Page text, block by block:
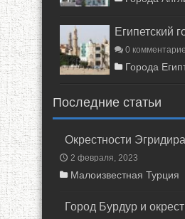
Египетский
0
Города
Последние статьи
Окрестности
2 февраля, 2023
Малоизвестная Турция
Город Бурдур и